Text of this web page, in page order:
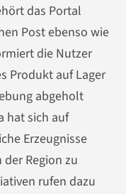
das Portal
Post ebenso wie
die Nutzer
Produkt auf Lager
abgeholt
hat sich auf
Erzeugnisse
Region zu
rufen dazu